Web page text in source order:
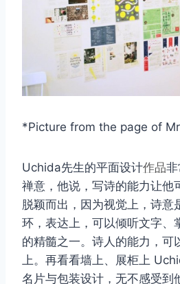
*Picture from the page of
Uchida先生的平面设计作品
禅意，他说，写诗的能力让他
脱颖而出，因为视觉上，诗意
环，表达上，可以倾听文字、
的精髓之一。诗人的能力，可
上。再看看墙上、展柜上
名片与包装设计，无不感受到